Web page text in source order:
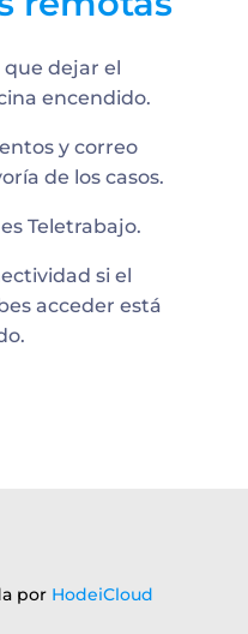
dejar el
encendido.
y correo
de los casos.
Teletrabajo.
si el
acceder está
por HodeiCloud